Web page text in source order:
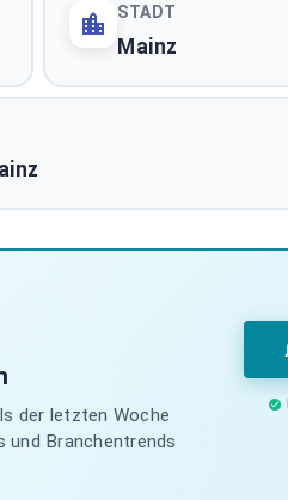
STADT
Mainz
der letzten Woche
und Branchentrends